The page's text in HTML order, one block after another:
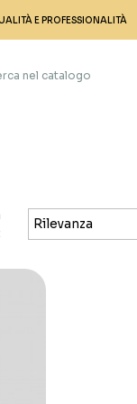
E PROFESSIONALITÀ
Rilevanza